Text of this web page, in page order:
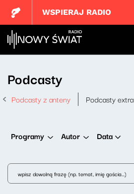
WSPIERAJ RADIO
Podcasty
Podcasty z anteny Podcasty extra
Programy Autor Data